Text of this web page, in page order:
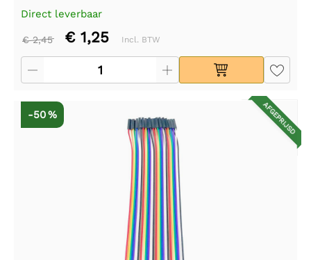
Direct leverbaar
€ 2,45 € 1,25 Incl. BTW
AFGEPRIJSD
-50 %